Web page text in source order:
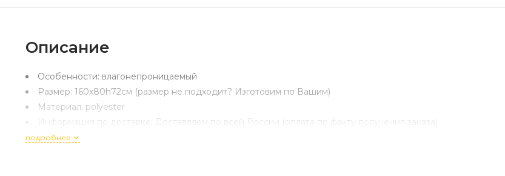
Описание
Особенности: влагонепроницаемый
Размер: 160х80h72см (размер не подходит? Изготовим по Вашим)
Материал: polyester
Информация по доставке:
Доставляем по всей России (оплата по факту получения заказа)
подробнее